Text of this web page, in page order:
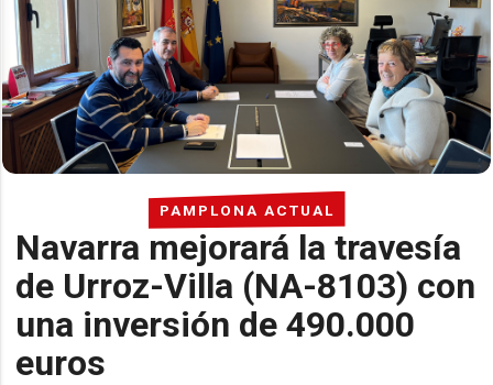
PAMPLONA ACTUAL
Navarra mejorará la travesía
de Urroz-Villa (NA-8103) con
una inversión de 490.000
euros